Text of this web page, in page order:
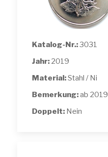
Katalog-Nr.:3031
Jahr: 2019
Material:Stahl / Ni
Bemerkung:ab 2019
Doppelt: Nein